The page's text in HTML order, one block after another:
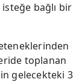
bağlı bir
toplanan
gelecekteki 3